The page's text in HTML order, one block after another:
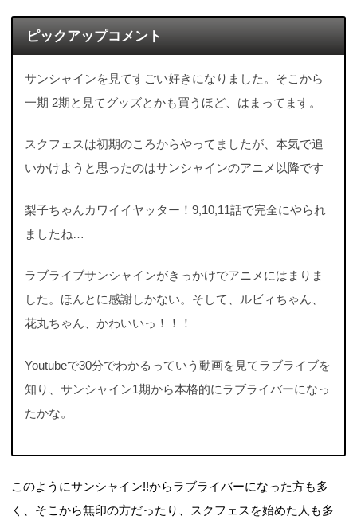
ピックアップコメント
サンシャインを見てすごい好きになりました。そこから
一期 2期と見てグッズとかも買うほど、はまってます。
スクフェスは初期のころからやってましたが、本気で追
いかけようと思ったのはサンシャインのアニメ以降です
梨子ちゃんカワイイヤッター！9,10,11話で完全にやられ
ましたね…
ラブライブサンシャインがきっかけでアニメにはまりま
した。ほんとに感謝しかない。そして、ルビィちゃん、
花丸ちゃん、かわいいっ！！！
Youtubeで30分でわかるっていう動画を見てラブライブを
知り、サンシャイン1期から本格的にラブライバーになっ
たかな。
このようにサンシャイン!!からラブライバーになった方も多
く、そこから無印の方だったり、スクフェスを始めた人も多